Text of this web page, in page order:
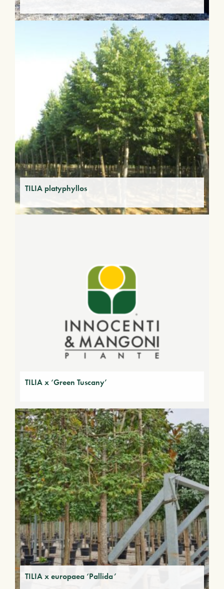
TILIA platyphyllos
TILIA x ‘Green Tuscany’
TILIA x europaea ‘Pallida’